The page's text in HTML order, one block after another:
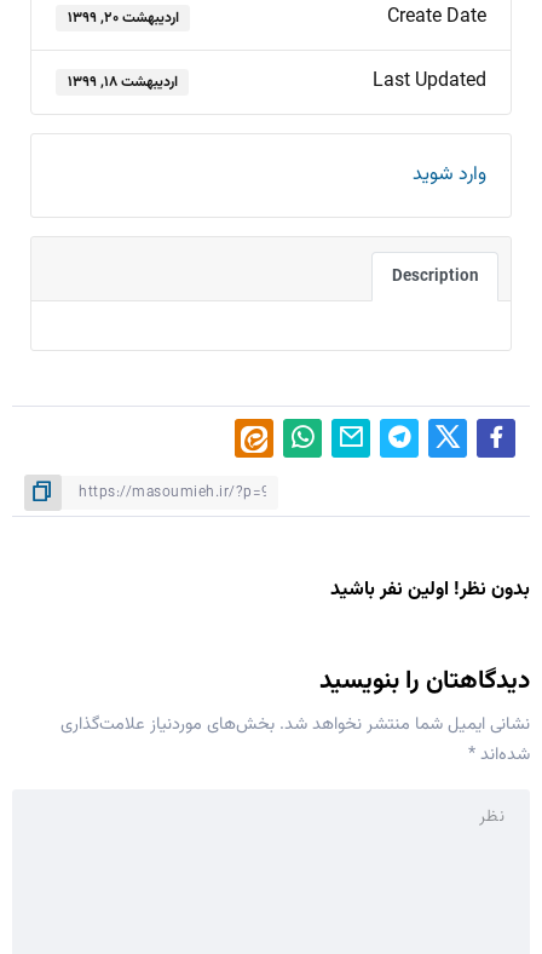
Create Date اردیبهشت ۲۰, ۱۳۹۹
Last Updated اردیبهشت ۱۸, ۱۳۹۹
وارد شوید
Description
بدون نظر! اولین نفر باشید
دیدگاهتان را بنویسید
نشانی ایمیل شما منتشر نخواهد شد. بخش‌های موردنیاز علامت‌گذاری
شده‌اند*